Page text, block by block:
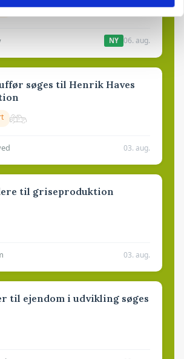
NY 06. aug.
søges til Henrik Haves
03. aug.
til griseproduktion
03. aug.
til ejendom i udvikling søges